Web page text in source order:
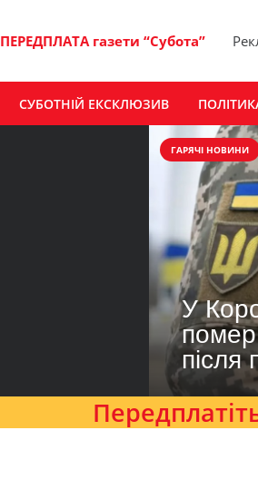
ПЕРЕДПЛАТА газети “Субота”
СУБОТНІЙ ЕКСКЛЮЗИВ
ГАРЯЧІ НОВИНИ
У
помер